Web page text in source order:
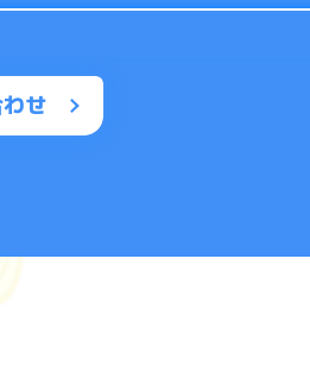
せ